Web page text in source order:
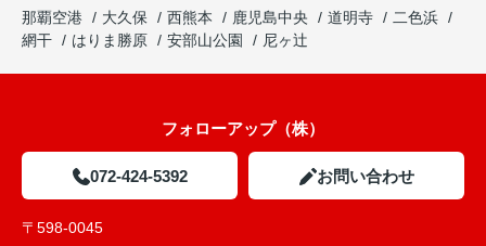
那覇空港
大久保 西熊本 鹿児島中央 道明寺
二色浜
網干
はりま勝原 安部山公園 尼ヶ辻
フォローアップ（株）
072-424-5392 お問い合わせ
〒598-0045